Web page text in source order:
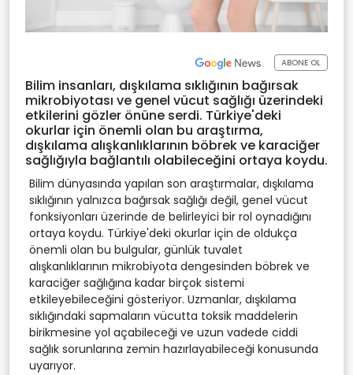
ABONE OL
Bilim insanları, dışkılama sıklığının bağırsak
mikrobiyotası ve genel vücut sağlığı üzerindeki
etkilerini gözler önüne serdi. Türkiye'deki
okurlar için önemli olan bu araştırma,
dışkılama alışkanlıklarının böbrek ve karaciğer
sağlığıyla bağlantılı olabileceğini ortaya koydu.
Bilim dünyasında yapılan son araştırmalar, dışkılama
sıklığının yalnızca bağırsak sağlığı değil, genel vücut
fonksiyonları üzerinde de belirleyici bir rol oynadığını
ortaya koydu. Türkiye'deki okurlar için de oldukça
önemli olan bu bulgular, günlük tuvalet
alışkanlıklarının mikrobiyota dengesinden böbrek ve
karaciğer sağlığına kadar birçok sistemi
etkileyebileceğini gösteriyor. Uzmanlar, dışkılama
sıklığındaki sapmaların vücutta toksik maddelerin
birikmesine yol açabileceği ve uzun vadede ciddi
sağlık sorunlarına zemin hazırlayabileceği konusunda
uyarıyor.